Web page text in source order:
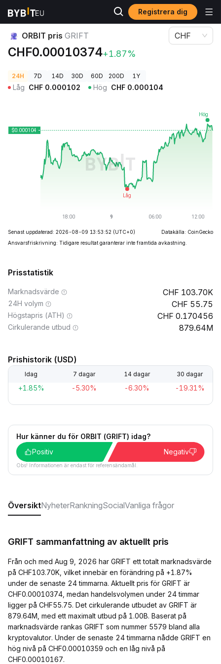
Registrera dig
Kryptopriser
ORBIT pris GRIFT
CHF0.00010374+1.87%
CHF
24H 7D 14D 30D 60D 200D 1Y
Låg CHF 0.000102 Hög CHF 0.000104
Senast uppdaterad: 2026-08-09 13:53:52 (UTC+0)
Datakälla: CoinGecko
Ansvarsfriskrivning: Tidigare resultat garanterar inte framtida avkastning.
Prisstatistik
Marknadsvärde 103.70K
24H volym 55.75
Högstapris (ATH) 0.170456
Cirkulerande utbud 879.64M
Prishistorik (USD)
Idag 7 dagar 14 dagar 30 dagar
+1.85% -5.30% -6.30% -19.31%
Hur känner du för ORBIT (GRIFT) idag?
Positiv
Negativ
Obs! Informationen är endast för referensändamål.
ÖversiktNyheterRankningSocialVanliga frågor
GRIFT sammanfattning av aktuellt pris
Från och med Aug 9, 2026 har GRIFT ett totalt marknadsvärde
på CHF103.70K, vilket innebär en förändring på +1.87%
under de senaste 24 timmarna. Aktuellt pris för GRIFT är
CHF0.00010374, medan handelsvolymen under 24 timmar
ligger på CHF55.75. Det cirkulerande utbudet av GRIFT är
879.64M, med ett maximalt utbud på 1.00B. Baserat på
marknadsvärde rankas GRIFT som nummer 5579 bland alla
kryptovalutor. Under de senaste 24 timmarna nådde GRIFT en
hög nivå på CHF0.00010359 och en låg nivå på
CHF0.00010167.